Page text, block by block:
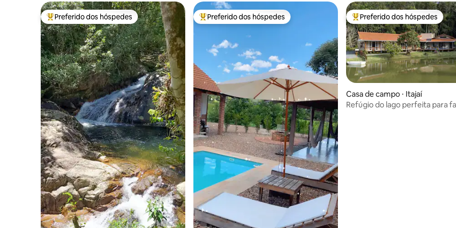
Entre os melhores preferidos dos hóspedes
Preferido dos hóspedes Entre os melhores preferidos dos hóspedes
Preferido dos hóspedes Entre os melhores preferidos
Preferido dos hóspedes
Casa de campo ⋅ Itajaí
Refúgio do lago perfeita para família